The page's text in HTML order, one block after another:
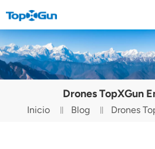
CONTÁCTENOS
English
Español
Drones TopXGun
Inicio Blog Drones